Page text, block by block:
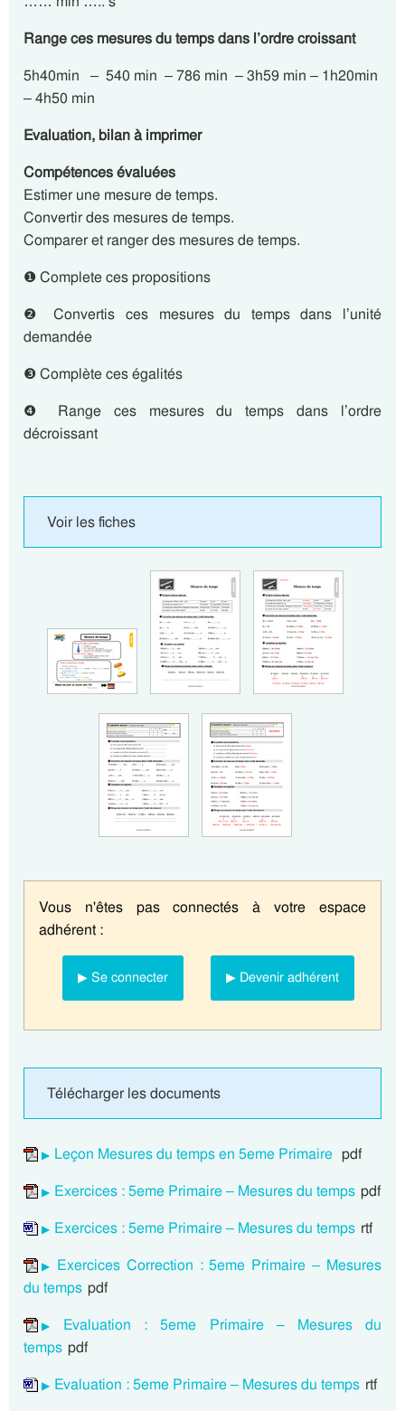
Range ces mesures du temps dans l’ordre croissant
5h40min – 540 min – 786 min – 3h59 min – 1h20min
– 4h50 min
Evaluation, bilan à imprimer
Compétences évaluées
Estimer une mesure de temps.
Convertir des mesures de temps.
Comparer et ranger des mesures de temps.
❶ Complete ces propositions
❷ Convertis ces mesures du temps dans l’unité
demandée
❸ Complète ces égalités
❹ Range ces mesures du temps dans l’ordre
décroissant
Voir les fiches
Vous n'êtes pas connectés à votre espace
adhérent :
▶ Se connecter ▶ Devenir adhérent
Télécharger les documents
Leçon Mesures du temps en 5eme Primaire pdf
Exercices : 5eme Primaire – Mesures du temps pdf
Exercices : 5eme Primaire – Mesures du temps rtf
Exercices Correction : 5eme Primaire – Mesures
du temps pdf
Evaluation : 5eme Primaire – Mesures du
temps pdf
Evaluation : 5eme Primaire – Mesures du temps rtf